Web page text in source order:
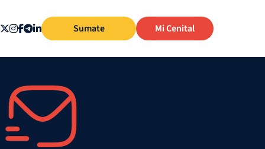
Sumate Mi Cenital